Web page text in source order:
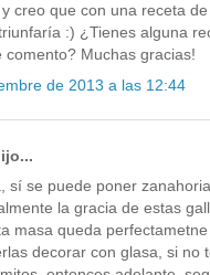
creo que con una receta
:) ¿Tienes alguna
comento? Muchas gracias!
de 2013 a las 12:44
sí se puede poner
la gracia de estas
masa queda
decorar con glasa, si no